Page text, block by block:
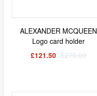
ALEXANDER MCQUEEN
Logo card holder
£121.50 £270.00